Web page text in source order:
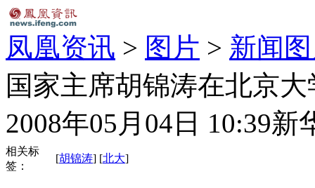
凤凰资讯 > 图片 > 新闻
国家主席胡锦涛在北京
2008年05月04日 10:39新
相关标
签：
[胡锦涛] [北大]